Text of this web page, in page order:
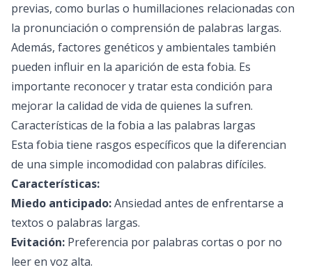
previas, como burlas o humillaciones relacionadas con
la pronunciación o comprensión de palabras largas.
Además, factores genéticos y ambientales también
pueden influir en la aparición de esta fobia. Es
importante reconocer y tratar esta condición para
mejorar la calidad de vida de quienes la sufren.
Características de la fobia a las palabras largas
Esta fobia tiene rasgos específicos que la diferencian
de una simple incomodidad con palabras difíciles.
Características:
Miedo anticipado:Ansiedad antes de enfrentarse a
textos o palabras largas.
Evitación: Preferencia por palabras cortas o por no
leer en voz alta.